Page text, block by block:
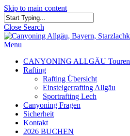
Skip to main content
Close Search
Menu
CANYONING ALLGÄU Touren
Rafting
Rafting Übersicht
Einsteigerrafting Allgäu
Sportrafting Lech
Canyoning Fragen
Sicherheit
Kontakt
2026 BUCHEN